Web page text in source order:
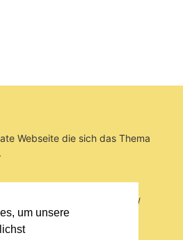
um unsere
Webseite die sich das Thema
www.bierkreiszeichen.at/